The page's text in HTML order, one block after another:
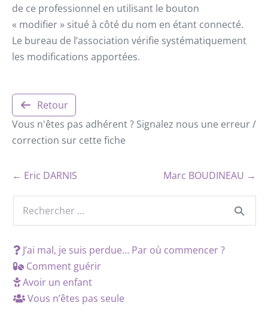
de ce professionnel en utilisant le bouton
« modifier » situé à côté du nom en étant connecté.
Le bureau de l’association vérifie systématiquement
les modifications apportées.
Retour
Vous n'êtes pas adhérent ? Signalez nous une erreur /
correction sur cette fiche
← Eric DARNIS Marc BOUDINEAU →
J’ai mal, je suis perdue… Par où commencer ?
Comment guérir
Avoir un enfant
Vous n’êtes pas seule